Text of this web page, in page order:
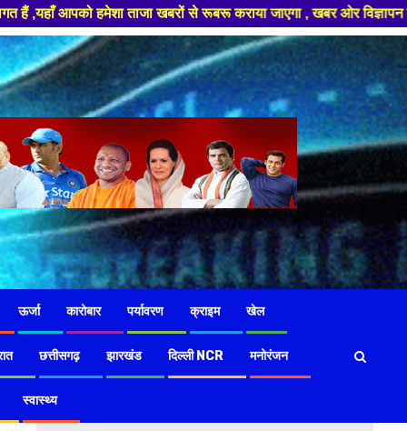
से रूबरू कराया जाएगा , खबर ओर विज्ञापन के लिए संपर्क करे +91
ऊर्जा कारोबार पर्यावरण क्राइम खेल
छत्तीसगढ़ झारखंड दिल्ली NCR मनोरंजन
स्वास्थ्य